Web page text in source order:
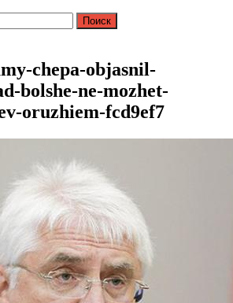
chepa-objasnil-
bolshe-ne-mozhet-
oruzhiem-fcd9ef7